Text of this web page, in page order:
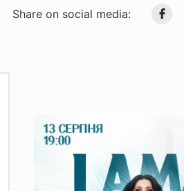
Share on social media: